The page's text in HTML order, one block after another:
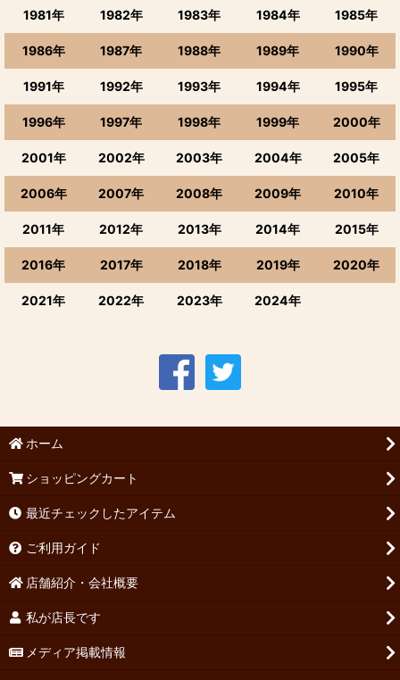
1981年 1982年 1983年 1984年 1985年
1986年 1987年 1988年 1989年 1990年
1991年 1992年 1993年 1994年 1995年
1996年 1997年 1998年 1999年 2000年
2001年 2002年 2003年 2004年 2005年
2006年 2007年 2008年 2009年 2010年
2011年 2012年 2013年 2014年 2015年
2016年 2017年 2018年 2019年 2020年
2021年 2022年 2023年 2024年
ホーム
ショッピングカート
最近チェックしたアイテム
ご利用ガイド
店舗紹介・会社概要
私が店長です
メディア掲載情報